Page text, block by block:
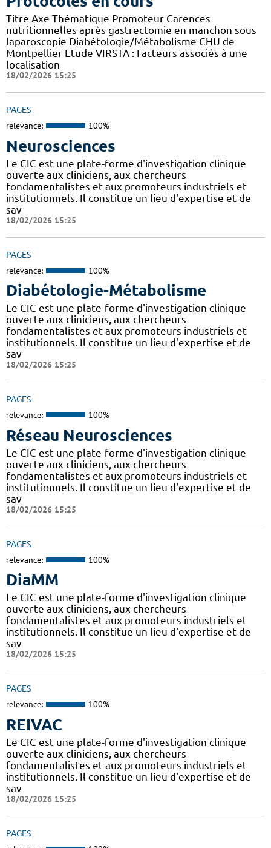
Titre Axe Thématique Promoteur Carences
nutritionnelles après gastrectomie en manchon sous
laparoscopie Diabétologie/Métabolisme CHU de
Montpellier Etude VIRSTA : Facteurs associés à une
localisation
18/02/2026 15:25
PAGES
relevance: 100%
Neurosciences
Le CIC est une plate-forme d'investigation clinique
ouverte aux cliniciens, aux chercheurs
fondamentalistes et aux promoteurs industriels et
institutionnels. Il constitue un lieu d'expertise et de
sav
18/02/2026 15:25
PAGES
relevance: 100%
Diabétologie-Métabolisme
Le CIC est une plate-forme d'investigation clinique
ouverte aux cliniciens, aux chercheurs
fondamentalistes et aux promoteurs industriels et
institutionnels. Il constitue un lieu d'expertise et de
sav
18/02/2026 15:25
PAGES
relevance: 100%
Réseau Neurosciences
Le CIC est une plate-forme d'investigation clinique
ouverte aux cliniciens, aux chercheurs
fondamentalistes et aux promoteurs industriels et
institutionnels. Il constitue un lieu d'expertise et de
sav
18/02/2026 15:25
PAGES
relevance: 100%
DiaMM
Le CIC est une plate-forme d'investigation clinique
ouverte aux cliniciens, aux chercheurs
fondamentalistes et aux promoteurs industriels et
institutionnels. Il constitue un lieu d'expertise et de
sav
18/02/2026 15:25
PAGES
relevance: 100%
REIVAC
Le CIC est une plate-forme d'investigation clinique
ouverte aux cliniciens, aux chercheurs
fondamentalistes et aux promoteurs industriels et
institutionnels. Il constitue un lieu d'expertise et de
sav
18/02/2026 15:25
PAGES